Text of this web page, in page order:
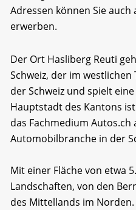
Adressen können Sie auch
erwerben.
Der Ort Hasliberg Reuti
Schweiz, der im
der Schweiz und spielt
Hauptstadt des Kantons
das Fachmedium
Automobilbranche in der
Mit einer Fläche von etwa
Landschaften, von den
des Mittellands im